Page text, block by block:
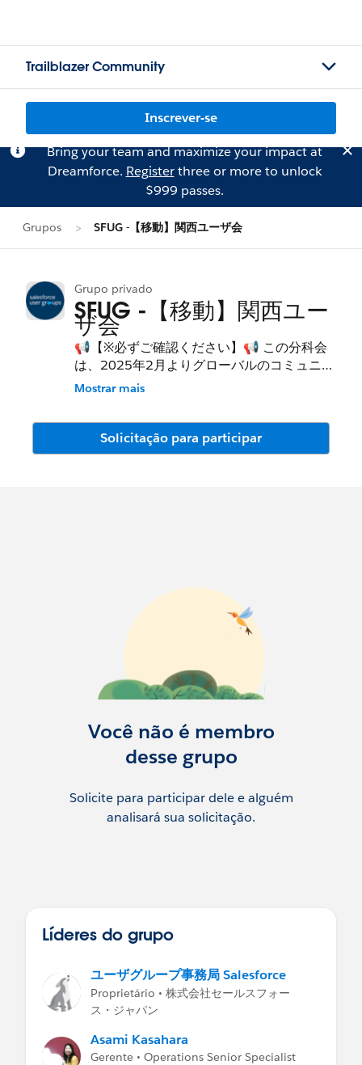
Trailblazer Community
Inscrever-se
Bring your team and maximize your impact at
Dreamforce. Registerthree or more to unlock
$999 passes.
Grupos SFUG -【移動】関西ユーザ会
Grupo privado
SFUG -【移動】関西ユー
ザ会
📢【※必ずご確認ください】📢 この分科会
は、2025年2月よりグローバルのコミュニテ
ィプラットフォーム「User Group Osaka」
して活動しております。
▼新しいGroupはこちらからご参加ください
community/groups/0F94V000000DYhSSA
Mostrar mais
Solicitação para participar
Você não é membro
desse grupo
Solicite para participar dele e alguém
analisará sua solicitação.
Líderes do grupo
ユーザグループ事務局 Salesforce
Proprietário • 株式会社セールスフォー
ス・ジャパン
Asami Kasahara
Gerente • Operations Senior Specialist